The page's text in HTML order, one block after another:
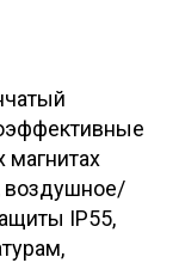
магнитах
воздушное/
IP55,